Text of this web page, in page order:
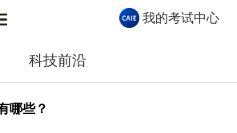
我的考试中心
科技前沿
哪些？